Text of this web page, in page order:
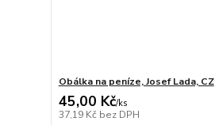
Obálka na peníze, Josef Lada, CZ
45,00 Kč/ks
37,19 Kč bez DPH